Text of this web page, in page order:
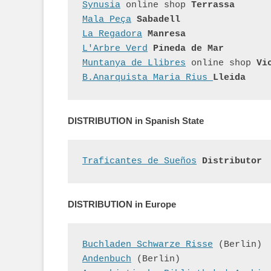
Synusia online shop Terrassa
Mala Peça Sabadell
La Regadora Manresa
L'Arbre Verd Pineda de Mar
Muntanya de Llibres online shop
B.Anarquista Maria Rius Lleida
DISTRIBUTION in Spanish State
Traficantes de Sueños Distributor
DISTRIBUTION in Europe
Buchladen Schwarze Risse (Berlin)
Andenbuch (Berlin)